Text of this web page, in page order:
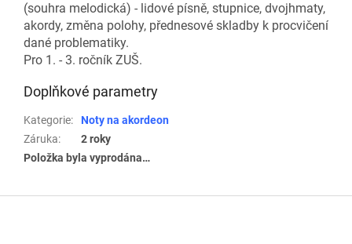
(souhra melodická) - lidové písně, stupnice, dvojhmaty,
akordy, změna polohy, přednesové skladby k procvičení
dané problematiky.
Pro 1. - 3. ročník ZUŠ.
Doplňkové parametry
Kategorie:
Noty na akordeon
Záruka:
2 roky
Položka byla vyprodána…